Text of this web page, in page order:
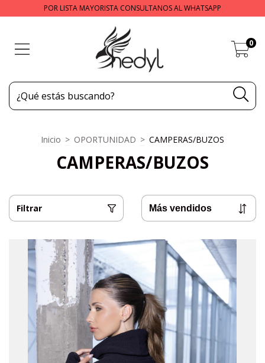
POR LISTA MAYORISTA CONSULTANOS AL WHATSAPP
0
Inicio > OPORTUNIDAD > CAMPERAS/BUZOS
CAMPERAS/BUZOS
Filtrar